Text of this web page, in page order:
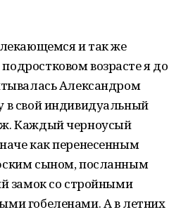
и так же
возрасте я до
Александром
в свой индивидуальный
Каждый черноусый
как перенесенным
сыном, посланным
замок со стройными
гобеленами. А в летних